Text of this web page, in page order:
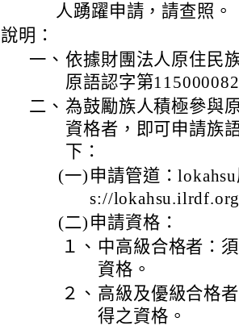
人踴躍申請，請查照。
說明：
一、 依據財團法人原住民
原語認字第
二、 為鼓勵族人積極參與
資格者，即可申請族
下：
(一) 申請管道：
s://
(二) 申請資格：
１、 中高級合格者：
資格。
２、 高級及優級合格
得之資格。